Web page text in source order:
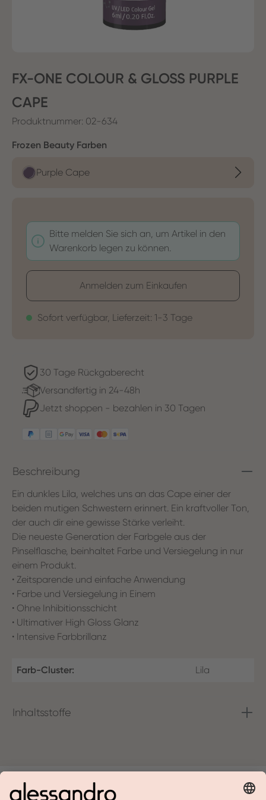
FX-ONE COLOUR & GLOSS PURPLE
CAPE
Produktnummer: 02-634
Frozen Beauty Farben
Purple Cape
Bitte melden Sie sich an, um Artikel in den
Warenkorb legen zu können.
Anmelden zum Einkaufen
Sofort verfügbar, Lieferzeit: 1-3 Tage
30 Tage Rückgaberecht
Versandfertig in 24-48h
Jetzt shoppen - bezahlen in 30 Tagen
Beschreibung
Ein dunkles Lila, welches uns an das Cape einer der
beiden mutigen Schwestern erinnert. Ein kraftvoller Ton,
der auch dir eine gewisse Stärke verleiht.
Die neueste Generation der Farbgele aus der
Pinselflasche, beinhaltet Farbe und Versiegelung in nur
einem Produkt.
• Zeitsparende und einfache Anwendung
• Farbe und Versiegelung in Einem
• Ohne Inhibitionsschicht
• Ultimativer High Gloss Glanz
• Intensive Farbbrillanz
Farb-Cluster: Lila
Inhaltsstoffe